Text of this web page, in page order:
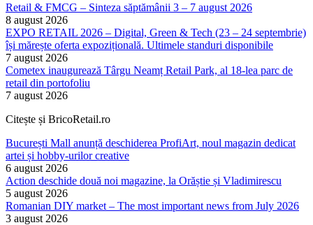
Retail & FMCG – Sinteza săptămânii 3 – 7 august 2026
8 august 2026
EXPO RETAIL 2026 – Digital, Green & Tech (23 – 24 septembrie)
își mărește oferta expozițională. Ultimele standuri disponibile
7 august 2026
Cometex inaugurează Târgu Neamț Retail Park, al 18-lea parc de
retail din portofoliu
7 august 2026
Citește și BricoRetail.ro
București Mall anunță deschiderea ProfiArt, noul magazin dedicat
artei și hobby-urilor creative
6 august 2026
Action deschide două noi magazine, la Orăștie și Vladimirescu
5 august 2026
Romanian DIY market – The most important news from July 2026
3 august 2026